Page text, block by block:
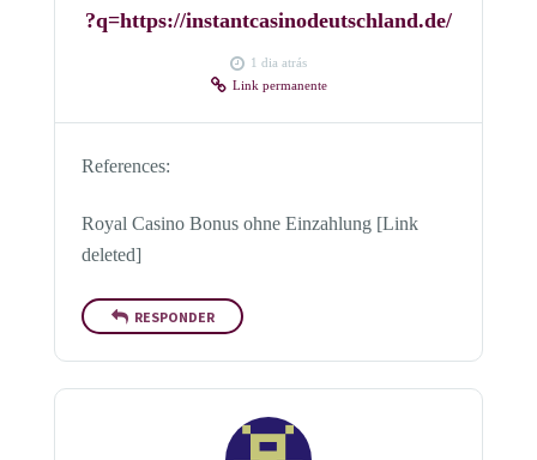
?q=https://instantcasinodeutschland.de/
1 dia atrás
Link permanente
References:
Royal Casino Bonus ohne Einzahlung [Link
deleted]
RESPONDER